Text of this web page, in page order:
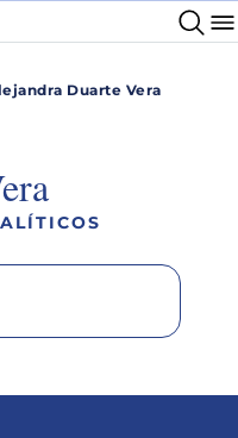
Duarte Vera